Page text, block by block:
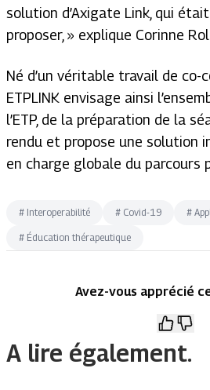
solution d’Axigate Link, qui
proposer, » explique Corinne
Né d’un véritable travail de co-
ETPLINK envisage ainsi
l’ETP, de la préparation de la
rendu et propose une solution
en charge globale du parcours
# Interoperabilité # Covid-19 #
# Éducation thérapeutique
Avez-vous apprécié
A lire également.